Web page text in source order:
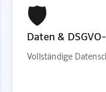
🛡️
Daten &
Vollständige